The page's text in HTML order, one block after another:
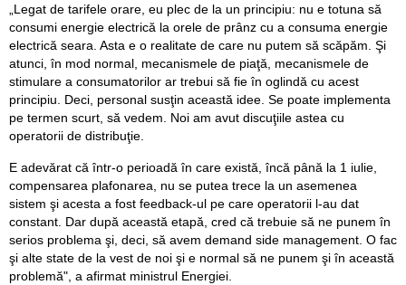
„Legat de tarifele orare, eu plec de la un principiu: nu e totuna să
consumi energie electrică la orele de prânz cu a consuma energie
electrică seara. Asta e o realitate de care nu putem să scăpăm. Şi
atunci, în mod normal, mecanismele de piaţă, mecanismele de
stimulare a consumatorilor ar trebui să fie în oglindă cu acest
principiu. Deci, personal susţin această idee. Se poate implementa
pe termen scurt, să vedem. Noi am avut discuţiile astea cu
operatorii de distribuţie.
E adevărat că într-o perioadă în care există, încă până la 1 iulie,
compensarea plafonarea, nu se putea trece la un asemenea
sistem şi acesta a fost feedback-ul pe care operatorii l-au dat
constant. Dar după această etapă, cred că trebuie să ne punem în
serios problema şi, deci, să avem demand side management. O fac
şi alte state de la vest de noi şi e normal să ne punem şi în această
problemă", a afirmat ministrul Energiei.